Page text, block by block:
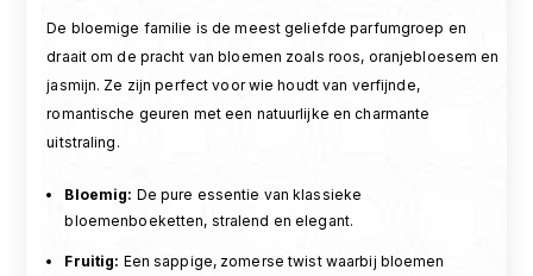
De bloemige familie is de meest geliefde parfumgroep en
draait om de pracht van bloemen zoals roos, oranjebloesem en
jasmijn. Ze zijn perfect voor wie houdt van verfijnde,
romantische geuren met een natuurlijke en charmante
uitstraling.
Bloemig: De pure essentie van klassieke
bloemenboeketten, stralend en elegant.
Fruitig: Een sappige, zomerse twist waarbij bloemen